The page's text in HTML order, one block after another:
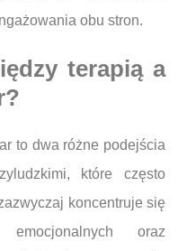
obu stron.
terapią a
to dwa różne podejścia
które często
koncentruje się
oraz